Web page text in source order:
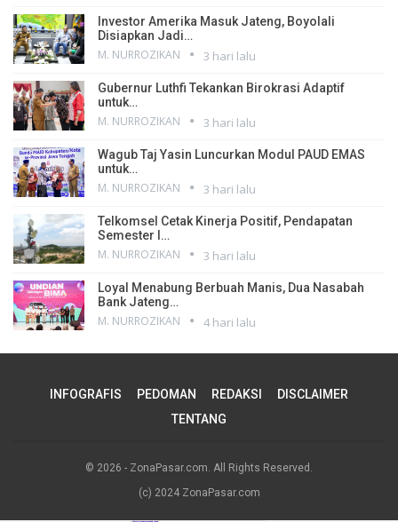
Investor Amerika Masuk Jateng, Boyolali
Disiapkan Jadi…
M. NURROZIKAN 3 hari lalu
Gubernur Luthfi Tekankan Birokrasi Adaptif
untuk…
M. NURROZIKAN 3 hari lalu
Wagub Taj Yasin Luncurkan Modul PAUD EMAS
untuk…
M. NURROZIKAN 3 hari lalu
Telkomsel Cetak Kinerja Positif, Pendapatan
Semester I…
M. NURROZIKAN 3 hari lalu
Loyal Menabung Berbuah Manis, Dua Nasabah
Bank Jateng…
M. NURROZIKAN 4 hari lalu
INFOGRAFIS PEDOMAN REDAKSI
DISCLAIMER
TENTANG
© 2026 - ZonaPasar.com. All Rights Reserved.
(c) 2024 ZonaPasar.com